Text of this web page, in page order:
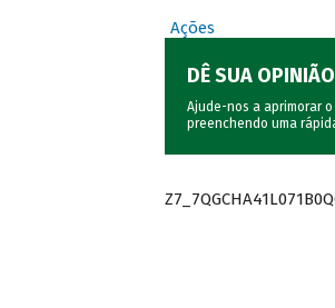
Ações
DÊ SUA OPINIÃO
Ajude-nos a aprimorar o
preenchendo uma